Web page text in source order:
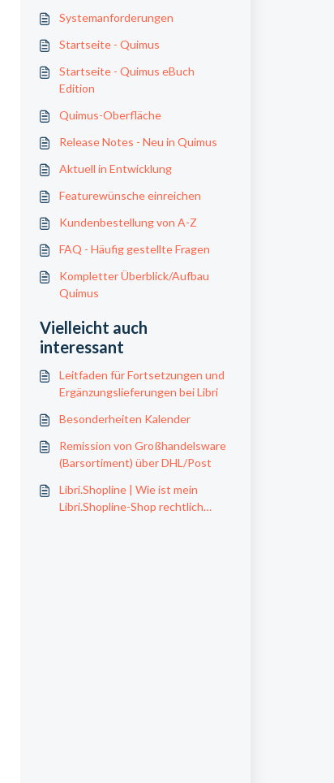
Systemanforderungen
Startseite - Quimus
Startseite - Quimus eBuch
Edition
Quimus-Oberfläche
Release Notes - Neu in Quimus
Aktuell in Entwicklung
Featurewünsche einreichen
Kundenbestellung von A-Z
FAQ - Häufig gestellte Fragen
Kompletter Überblick/Aufbau
Quimus
Vielleicht auch
interessant
Leitfaden für Fortsetzungen und
Ergänzungslieferungen bei Libri
Besonderheiten Kalender
Remission von Großhandelsware
(Barsortiment) über DHL/Post
Libri.Shopline | Wie ist mein
Libri.Shopline-Shop rechtlich